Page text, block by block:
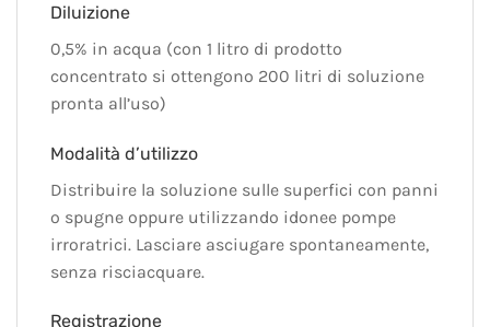
Diluizione
0,5% in acqua (con 1 litro di prodotto
concentrato si ottengono 200 litri di soluzione
pronta all’uso)
Modalità d’utilizzo
Distribuire la soluzione sulle superfici con panni
o spugne oppure utilizzando idonee pompe
irroratrici. Lasciare asciugare spontaneamente,
senza risciacquare.
Registrazione